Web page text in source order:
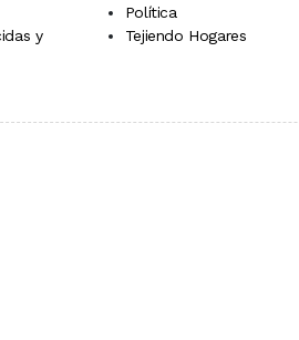
Política
y
Tejiendo Hogares